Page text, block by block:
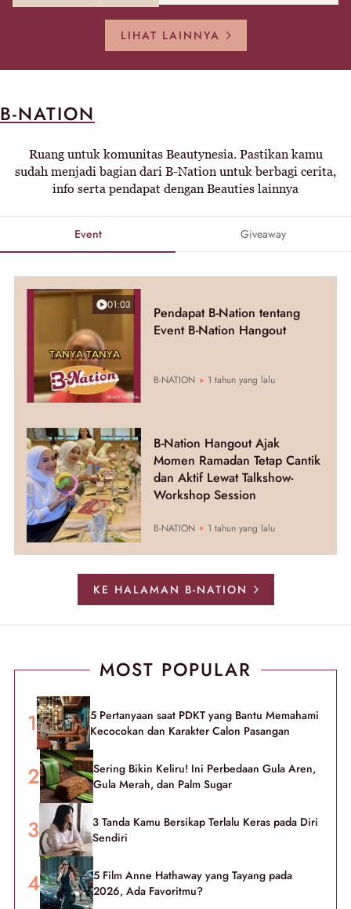
LIHAT LAINNYA
B-NATION
Ruang untuk komunitas Beautynesia. Pastikan kamu
sudah menjadi bagian dari B-Nation untuk berbagi cerita,
info serta pendapat dengan Beauties lainnya
Event Giveaway
01:03
Pendapat B-Nation tentang
Event B-Nation Hangout
B-NATION 1 tahun yang lalu
B-Nation Hangout Ajak
Momen Ramadan Tetap Cantik
dan Aktif Lewat Talkshow-
Workshop Session
B-NATION 1 tahun yang lalu
KE HALAMAN B-NATION
MOST POPULAR
5 Pertanyaan saat PDKT yang Bantu Memahami
Kecocokan dan Karakter Calon Pasangan
Sering Bikin Keliru! Ini Perbedaan Gula Aren,
Gula Merah, dan Palm Sugar
3 Tanda Kamu Bersikap Terlalu Keras pada Diri
Sendiri
5 Film Anne Hathaway yang Tayang pada
2026, Ada Favoritmu?